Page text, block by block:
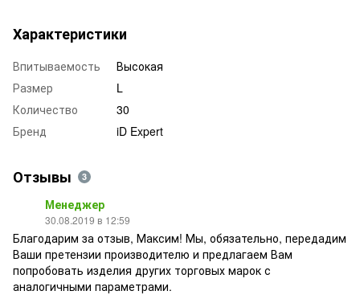
Характеристики
Впитываемость
Высокая
Размер
L
Количество
30
Бренд
iD Expert
Отзывы 3
Менеджер
30.08.2019 в 12:59
Благодарим за отзыв, Максим! Мы, обязательно, передадим
Ваши претензии производителю и предлагаем Вам
попробовать изделия других торговых марок с
аналогичными параметрами.